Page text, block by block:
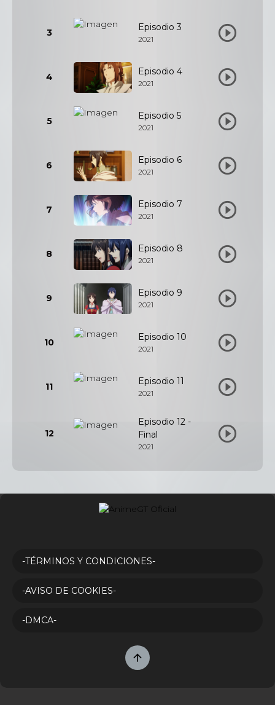
3 Episodio 3
2021
4 Episodio 4
2021
5 Episodio 5
2021
6 Episodio 6
2021
7 Episodio 7
2021
8 Episodio 8
2021
9 Episodio 9
2021
10 Episodio 10
2021
11 Episodio 11
2021
12
Episodio 12 -
Final
2021
-TÉRMINOS Y CONDICIONES-
-AVISO DE COOKIES-
-DMCA-